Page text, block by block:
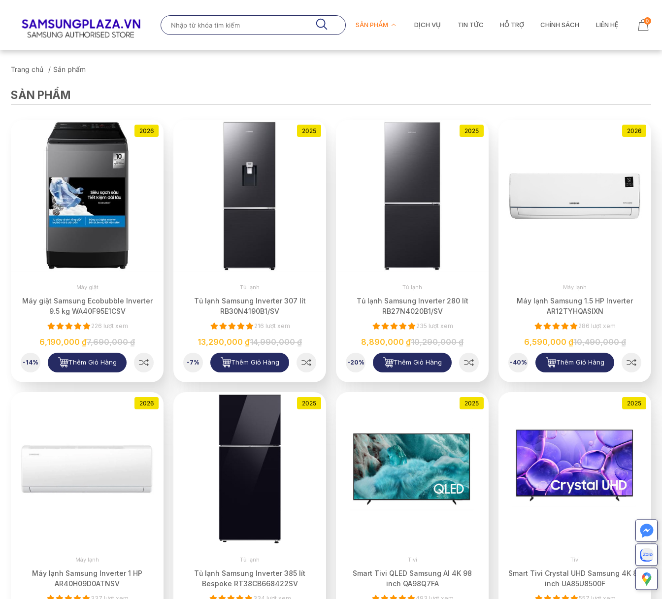
SẢN PHẨM DỊCH VỤ TIN TỨC HỖ TRỢ CHÍNH SÁCH LIÊN HỆ 0
Trang chủ Sản phẩm
SẢN PHẨM
2026
Máy giặt
Máy giặt Samsung Ecobubble Inverter
9.5 kg WA40F95E1CSV
226 lượt xem
6,190,000 ₫7,690,000 ₫
-14% Thêm Giỏ Hàng
2025
Tủ lạnh
Tủ lạnh Samsung Inverter 307 lít
RB30N4190B1/SV
216 lượt xem
13,290,000 ₫14,990,000 ₫
-7% Thêm Giỏ Hàng
2025
Tủ lạnh
Tủ lạnh Samsung Inverter 280 lít
RB27N4020B1/SV
235 lượt xem
8,890,000 ₫10,290,000 ₫
-20% Thêm Giỏ Hàng
2026
Máy lạnh
Máy lạnh Samsung 1.5 HP Inverter
AR12TYHQASIXN
286 lượt xem
6,590,000 ₫10,490,000 ₫
-40% Thêm Giỏ Hàng
2026
Máy lạnh
Máy lạnh Samsung Inverter 1 HP
AR40H09D0ATNSV
2025
Tủ lạnh
Tủ lạnh Samsung Inverter 385 lít
Bespoke RT38CB668422SV
2025
Tivi
Smart Tivi QLED Samsung AI 4K 98
inch QA98Q7FA
2025
Tivi
Smart Tivi Crystal UHD Samsung 4K 85
inch UA85U8500F